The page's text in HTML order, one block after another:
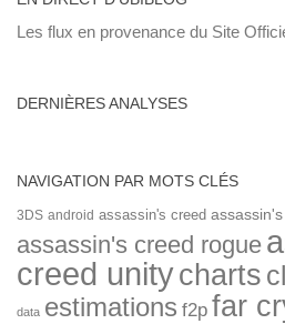
Les flux en provenance du Site
DERNIÈRES ANALYSES
NAVIGATION PAR MOTS CLÉS
3DS android assassin's creed
assassin's creed rogue
creed unitycharts
data estimations f2p far